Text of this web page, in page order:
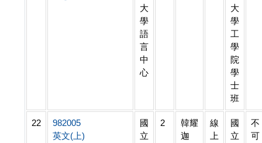
大
學
語
言
中
心
大
學
工
學
院
學
士
班
22
982005
英文(上)
國
立
2
韓耀
迦
線
上
國
立
不
可